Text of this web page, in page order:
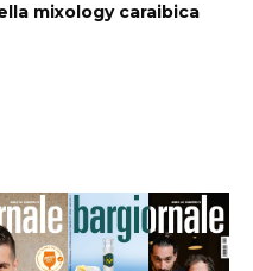
mixology caraibica